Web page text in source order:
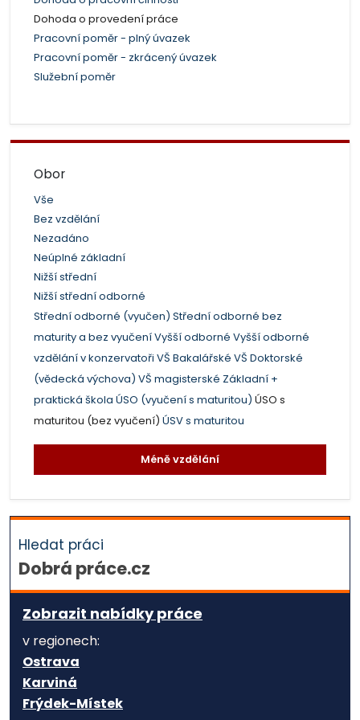
Dohoda o provedení práce
Pracovní poměr - plný úvazek
Pracovní poměr - zkrácený úvazek
Služební poměr
Obor
Vše
Bez vzdělání
Nezadáno
Neúplné základní
Nižší střední
Nižší střední odborné
Střední odborné (vyučen) Střední odborné bez
maturity a bez vyučeníVyšší odborné Vyšší odborné
vzdělání v konzervatoři VŠ Bakalářské VŠ Doktorské
(vědecká výchova) VŠ magisterské Základní +
praktická škola ÚSO (vyučení s maturitou) ÚSO s
maturitou (bez vyučení) ÚSV s maturitou
Méně vzdělání
Hledat práci
Dobrá práce.cz
Zobrazit nabídky práce
v regionech:
Ostrava
Karviná
Frýdek-Místek